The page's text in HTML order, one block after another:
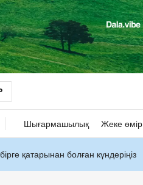
Шығармашылық Жеке өмір
қатарынан болған күндеріңіз